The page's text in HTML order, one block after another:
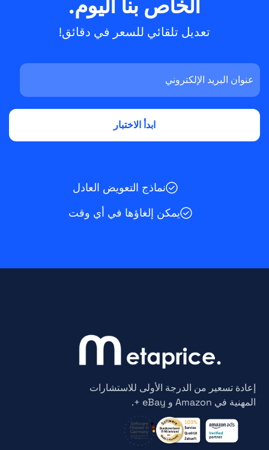
الخاص بنا اليوم.
تعديل تلقائي للسعر في دقائق!
نماذج التعويض العادل
يمكن إلغاؤها في أي وقت
إعادة تسعير من الدرجة الأولى للاستشارات
المهنية في Amazon و eBay +.